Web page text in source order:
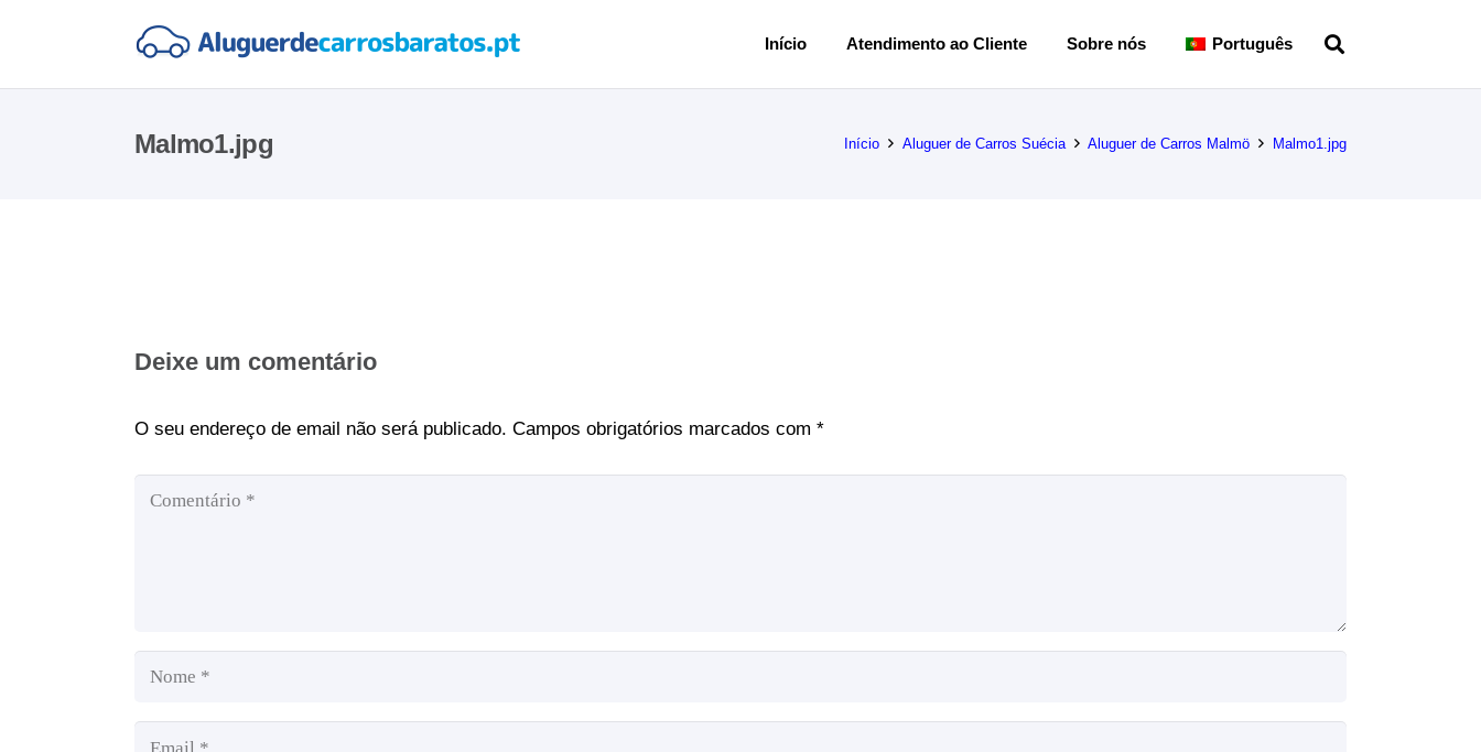
Início Atendimento ao Cliente Sobre nós Português
Malmo1.jpg Início Aluguer de Carros Suécia Aluguer de Carros Malmö Malmo1.jpg
Deixe um comentário
O seu endereço de email não será publicado. Campos obrigatórios marcados com *